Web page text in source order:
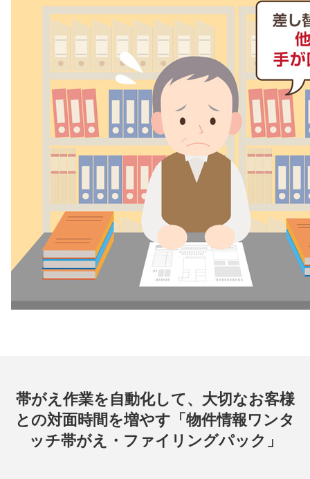
帯がえ作業を⾃動化して、⼤切なお客様
との対⾯時間を増やす「物件情報ワンタ
ッチ帯がえ・ファイリングパック」